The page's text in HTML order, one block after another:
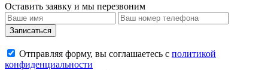
Оставить заявку и мы перезвоним
Записаться
Отправляя форму, вы соглашаетесь с политикой
конфиденциальности